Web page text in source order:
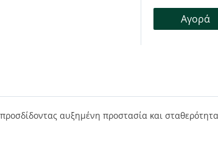
Αγορά
αυξημένη προστασία και